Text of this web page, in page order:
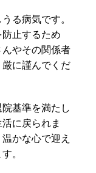
る病気です。
止するため
やその関係者
に謹んでくだ
基準を満たし
に戻られま
かな心で迎え
。